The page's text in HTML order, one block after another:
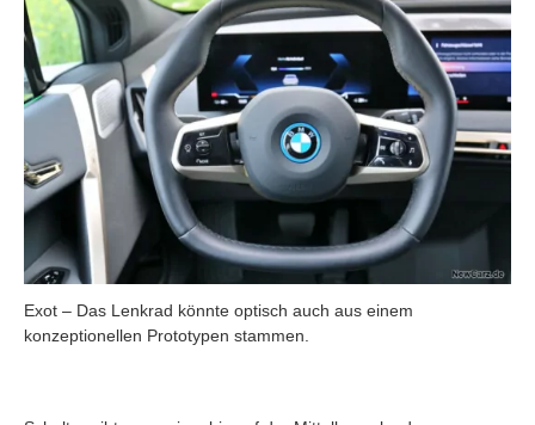
Exot – Das Lenkrad könnte optisch auch aus einem
konzeptionellen Prototypen stammen.